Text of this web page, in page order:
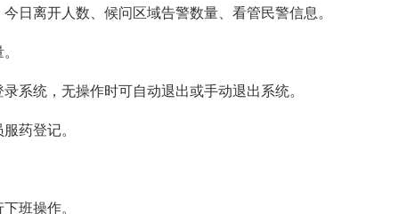
日离开人数、候问区域告警数量、看管民警信息。
系统，无操作时可自动退出或手动退出系统。
药登记。
班操作。